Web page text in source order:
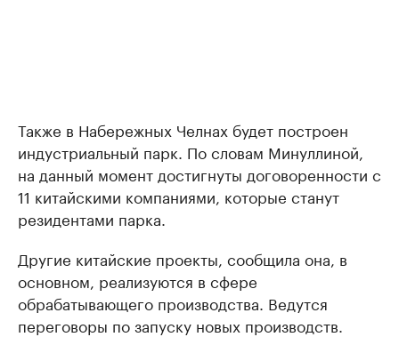
Также в Набережных Челнах будет построен
индустриальный парк. По словам Минуллиной,
на данный момент достигнуты договоренности с
11 китайскими компаниями, которые станут
резидентами парка.
Другие китайские проекты, сообщила она, в
основном, реализуются в сфере
обрабатывающего производства. Ведутся
переговоры по запуску новых производств.